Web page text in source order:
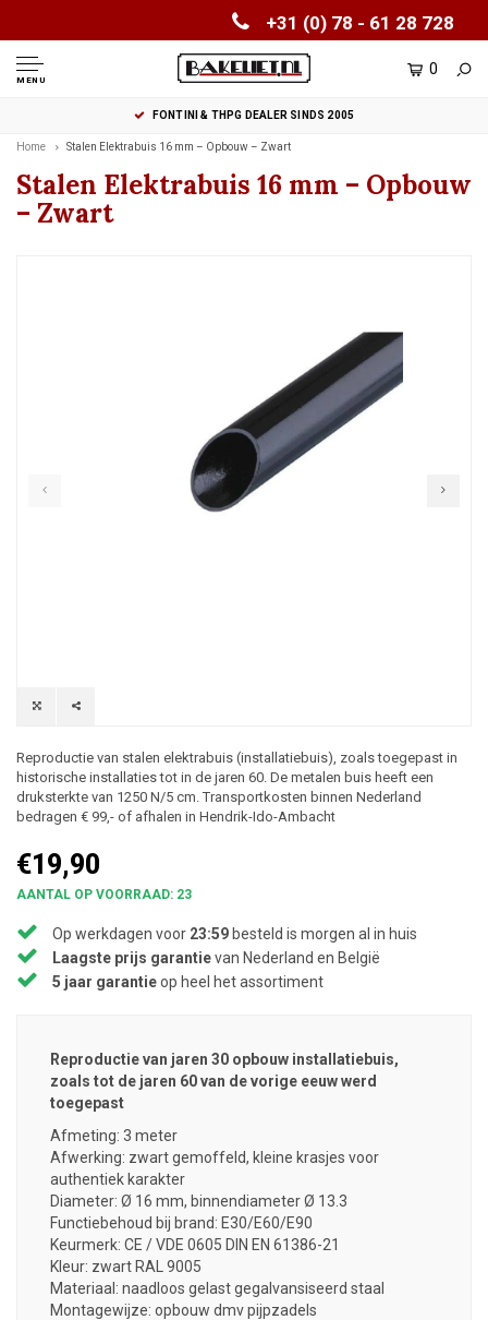
+31 (0) 78 - 61 28 728
MENU
0
FONTINI & THPG DEALER SINDS 2005
Home Stalen Elektrabuis 16 mm – Opbouw – Zwart
Stalen Elektrabuis 16 mm – Opbouw
– Zwart
Reproductie van stalen elektrabuis (installatiebuis), zoals toegepast in
historische installaties tot in de jaren 60. De metalen buis heeft een
druksterkte van 1250 N/5 cm. Transportkosten binnen Nederland
bedragen € 99,- of afhalen in Hendrik-Ido-Ambacht
€19,90
AANTAL OP VOORRAAD: 23
Op werkdagen voor 23:59 besteld is morgen al in huis
Laagste prijs garantievan Nederland en België
5 jaar garantieop heel het assortiment
Reproductie van jaren 30 opbouw installatiebuis,
zoals tot de jaren 60 van de vorige eeuw werd
toegepast
Afmeting: 3 meter
Afwerking: zwart gemoffeld, kleine krasjes voor
authentiek karakter
Diameter: Ø 16 mm, binnendiameter Ø 13.3
Functiebehoud bij brand: E30/E60/E90
Keurmerk: CE / VDE 0605 DIN EN 61386-21
Kleur: zwart RAL 9005
Materiaal: naadloos gelast gegalvansiseerd staal
Montagewijze: opbouw dmv pijpzadels